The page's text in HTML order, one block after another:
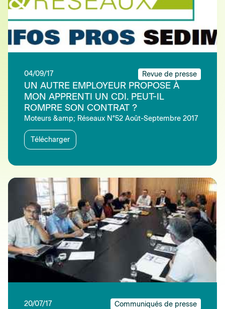
04/09/17 Revue de presse
UN AUTRE EMPLOYEUR PROPOSE À
MON APPRENTI UN CDI. PEUT-IL
ROMPRE SON CONTRAT ?
Moteurs &amp; Réseaux N°52 Août-Septembre 2017
Télécharger
20/07/17 Communiqués de presse